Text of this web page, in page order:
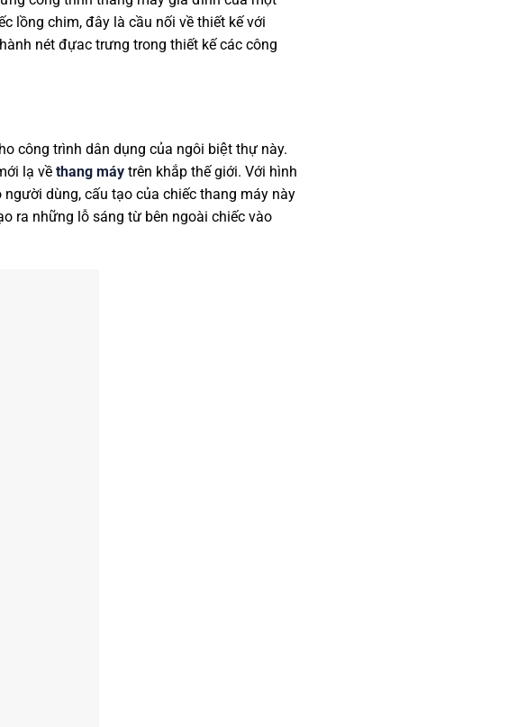
lồng chim, đây là cầu nối về thiết kế với
nét đựac trưng trong thiết kế các công
công trình dân dụng của ngôi biệt thự này.
lạ về thang máy trên khắp thế giới. Với hình
dùng, cấu tạo của chiếc thang máy này
ra những lỗ sáng từ bên ngoài chiếc vào